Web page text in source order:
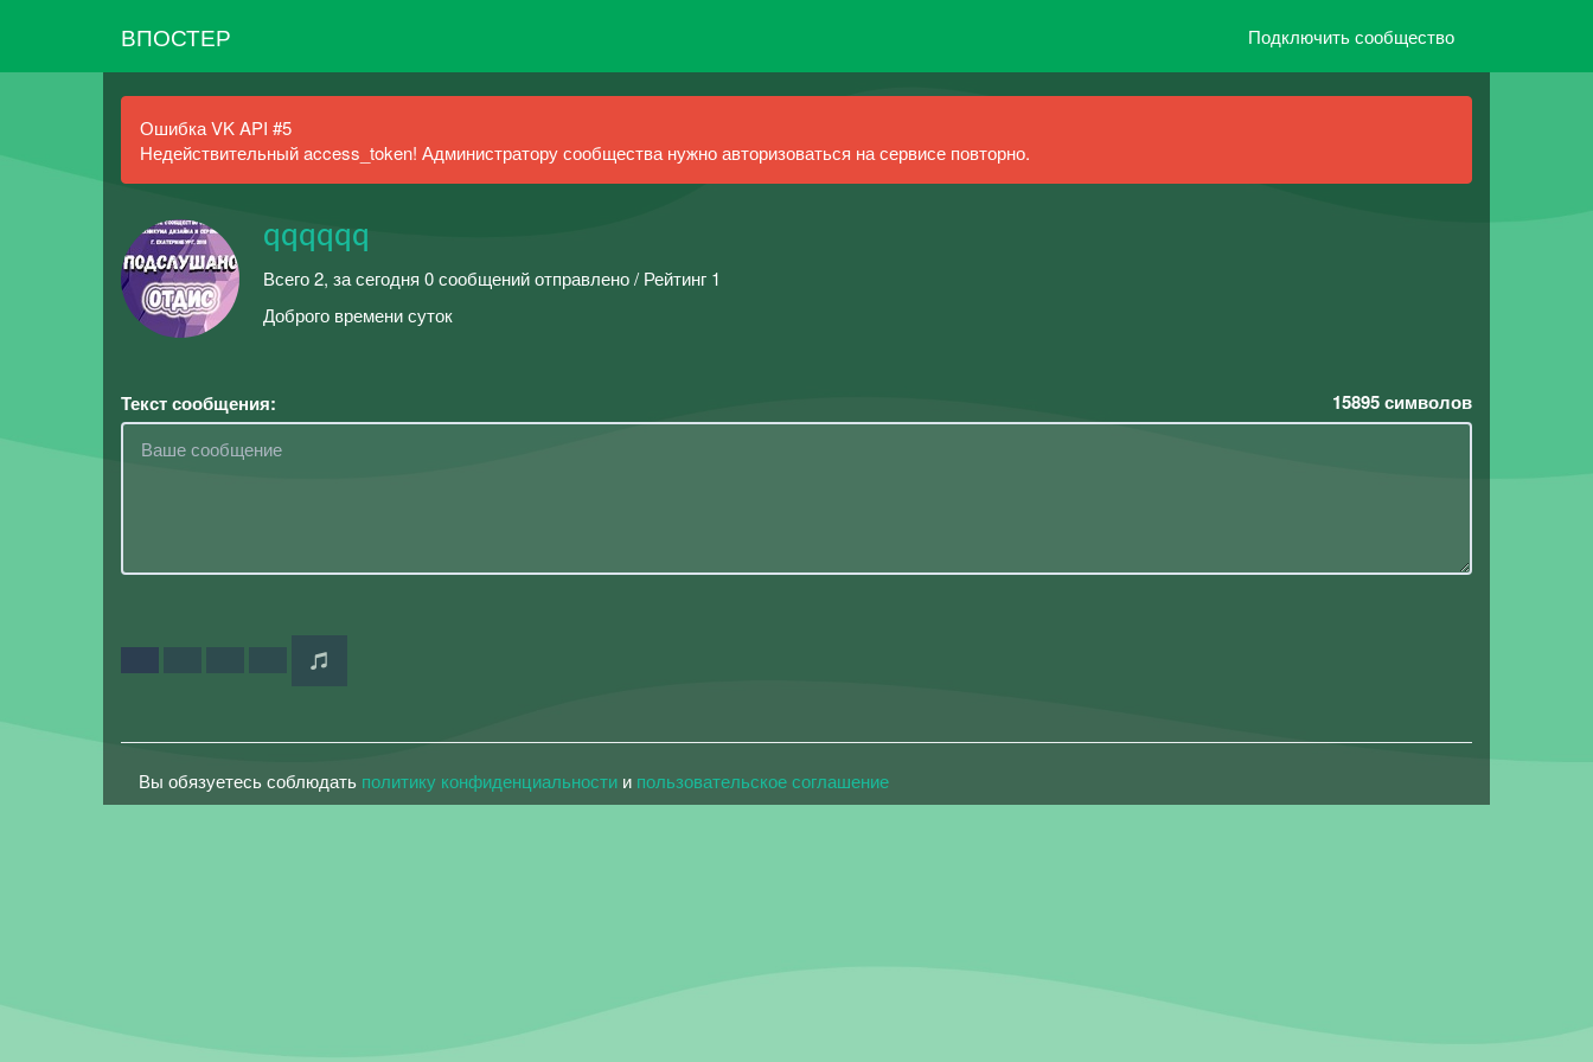
ВПОСТЕР Подключить сообщество
Ошибка VK API #5
Недействительный access_token! Администратору сообщества нужно авторизоваться на сервисе повторно.
qqqqqq
Всего 2, за сегодня 0 сообщений отправлено / Рейтинг 1
Доброго времени суток
Текст сообщения: 15895символов
Вы обязуетесь соблюдать политику конфиденциальности и пользовательское соглашение